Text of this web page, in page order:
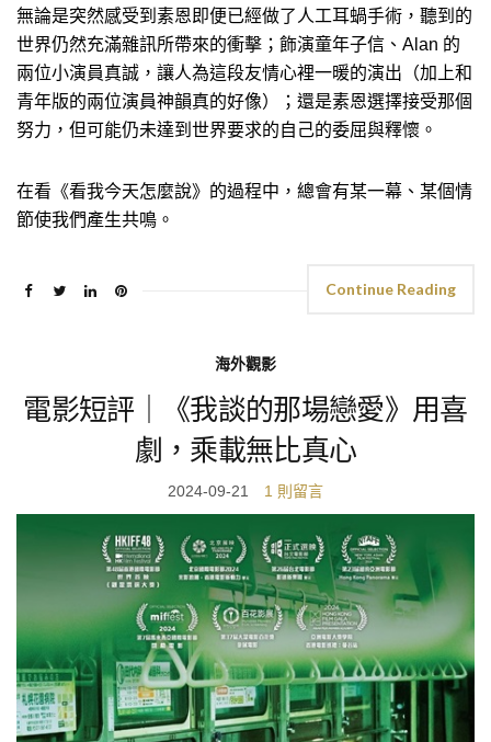
無論是突然感受到素恩即便已經做了人工耳蝸手術，聽到的
世界仍然充滿雜訊所帶來的衝擊；飾演童年子信、Alan 的
兩位小演員真誠，讓人為這段友情心裡一暖的演出（加上和
青年版的兩位演員神韻真的好像）；還是素恩選擇接受那個
努力，但可能仍未達到世界要求的自己的委屈與釋懷。
在看《看我今天怎麼說》的過程中，總會有某一幕、某個情
節使我們產生共鳴。
Continue Reading
海外觀影
電影短評｜《我談的那場戀愛》用喜
劇，乘載無比真心
2024-09-21 1 則留言